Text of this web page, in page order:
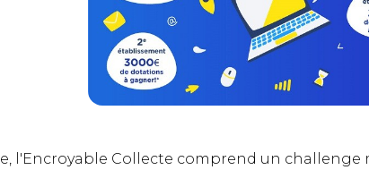
l'Encroyable Collecte comprend un